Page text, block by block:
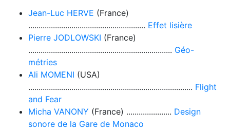
Jean-Luc HERVE (France)
......................................................... Effet lisière
Pierre JODLOWSKI (France)
...................................................................... Géo-
métries
Ali MOMENI (USA)
................................................................................ Flight
and Fear
Micha VANONY (France) ...................... Design
sonore de la Gare de Monaco